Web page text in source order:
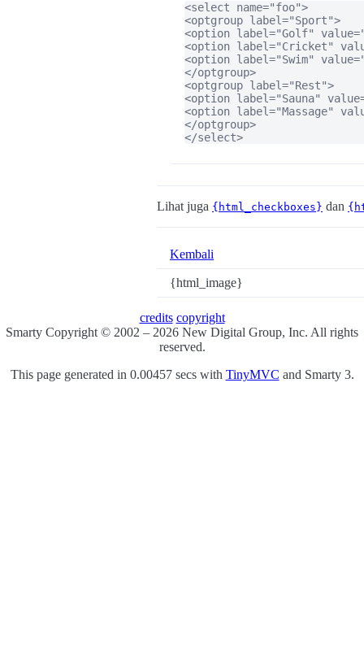
<select name="foo">
<optgroup label="Sport">
<option label="Golf"
<option label="Cricket"
<option label="Swim"
</optgroup>
<optgroup label="Rest">
<option label="Sauna"
<option label="Massage"
</optgroup>
</select>
Lihat juga {html_checkboxes} dan
Kembali
{html_image}
credits copyright
Smarty Copyright © 2002 – 2026 New Digital Group, Inc. All rights
reserved.
This page generated in 0.00457 secs with TinyMVC and Smarty 3.